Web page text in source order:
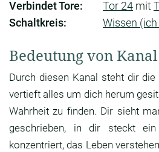
Verbindet Tore:
Tor 24 mit
Schaltkreis:
Wissen
Bedeutung von Kanal
Durch diesen Kanal steht dir die
vertieft alles um dich herum
Wahrheit zu finden. Dir sieht
geschrieben, in dir steckt ein
konzentriert, das Leben